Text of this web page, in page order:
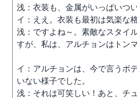
浅：衣装も、金属がいっぱいつ
イ：ええ。衣装も最初は気楽な
浅：ですよね～。素敵なスタイ
すが、私は、アルチョンはトン
イ：アルチョンは、今で言うボ
いない様子でした。
浅：それは可笑しい！あと、チ